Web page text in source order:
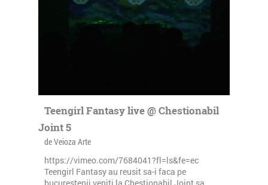
Teengirl Fantasy live @ Chestionabil
Joint 5
de Veioza Arte
https://vimeo.com/7684041?fl=ls&fe=ec
Teengirl Fantasy au reusit sa-i faca pe